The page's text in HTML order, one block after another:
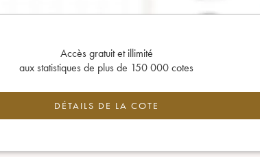
Accès gratuit et illimité
aux statistiques de plus de 150 000 cotes
DÉTAILS DE LA COTE